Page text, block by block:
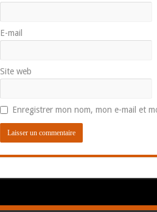
E-mail
Site web
Enregistrer mon nom, mon e-mail et